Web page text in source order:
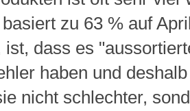
zu 63 % auf
ist, dass es
haben und
nicht schlechter,